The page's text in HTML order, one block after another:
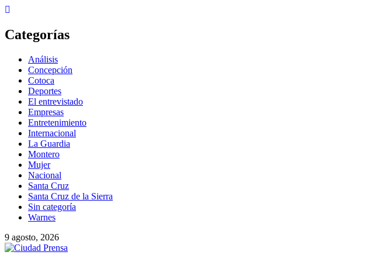
Categorías
Análisis
Concepción
Cotoca
Deportes
El entrevistado
Empresas
Entretenimiento
Internacional
La Guardia
Montero
Mujer
Nacional
Santa Cruz
Santa Cruz de la Sierra
Sin categoría
Warnes
9 agosto, 2026